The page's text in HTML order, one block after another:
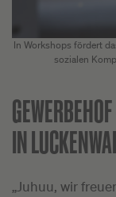
In Workshops fördert
sozialen
IN
„Juhuu, wir